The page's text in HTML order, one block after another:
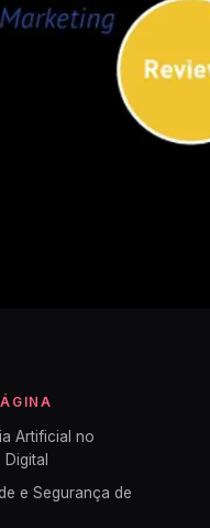
Artificial no
e Segurança de